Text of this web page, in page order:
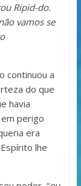
Ripid-do.
vamos se
continuou a
do que
havia
perigo
era
lhe